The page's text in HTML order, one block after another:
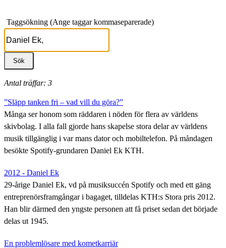
Taggsökning (Ange taggar kommaseparerade)
Antal träffar: 3
”Släpp tanken fri – vad vill du göra?”
Många ser honom som räddaren i nöden för flera av världens
skivbolag. I alla fall gjorde hans skapelse stora delar av världens
musik tillgänglig i var mans dator och mobiltelefon. På måndagen
besökte Spotify-grundaren Daniel Ek KTH.
2012 - Daniel Ek
29-årige Daniel Ek, vd på musiksuccén Spotify och med ett gäng
entreprenörsframgångar i bagaget, tilldelas KTH:s Stora pris 2012.
Han blir därmed den yngste personen att få priset sedan det började
delas ut 1945.
En problemlösare med kometkarriär